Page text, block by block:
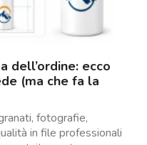
dell’ordine: ecco
(ma che fa la
fotografie,
in file professionali